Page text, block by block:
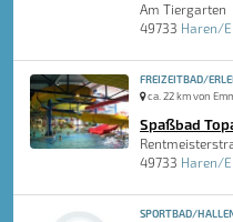
Am Tiergarten
49733 Haren/
FREIZEITBAD/
ca. 22 km von
Spaßbad
49733 Haren/
SPORTBAD/